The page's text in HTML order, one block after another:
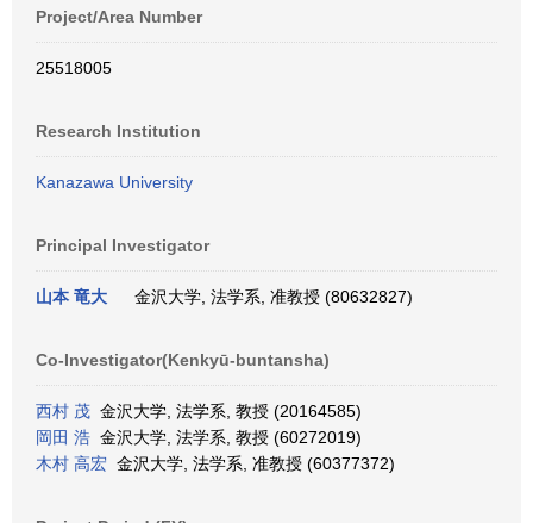
Project/Area Number
25518005
Research Institution
Kanazawa University
Principal Investigator
山本 竜大 金沢大学, 法学系, 准教授 (80632827)
Co-Investigator(Kenkyū-buntansha)
西村 茂 金沢大学, 法学系, 教授 (20164585)
岡田 浩 金沢大学, 法学系, 教授 (60272019)
木村 高宏 金沢大学, 法学系, 准教授 (60377372)